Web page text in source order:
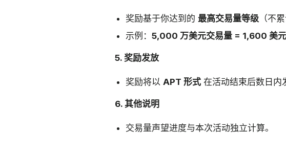
奖励基于你达到的 最高交易量等级 （不
示例： 5,000 万美元交易量 = 1,600 美
5. 奖励发放
奖励将以 APT 形式 在活动结束后数日内
6. 其他说明
交易量声望进度与本次活动独立计算。